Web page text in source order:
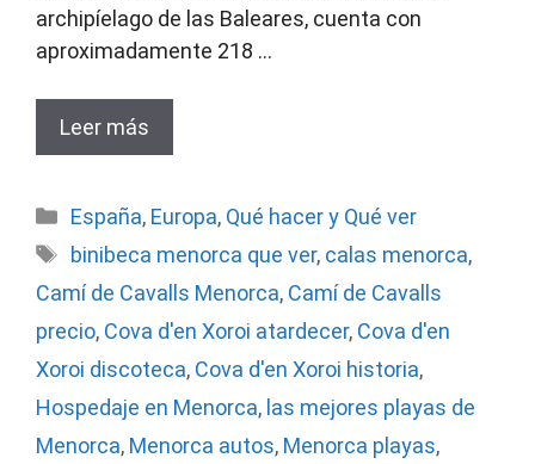
archipíelago de las Baleares, cuenta con
aproximadamente 218 …
Leer más
Categorías
España, Europa, Qué hacer y Qué ver
Etiquetas
binibeca menorca que ver, calas menorca,
Camí de Cavalls Menorca, Camí de Cavalls
precio, Cova d'en Xoroi atardecer, Cova d'en
Xoroi discoteca, Cova d'en Xoroi historia,
Hospedaje en Menorca, las mejores playas de
Menorca, Menorca autos, Menorca playas,